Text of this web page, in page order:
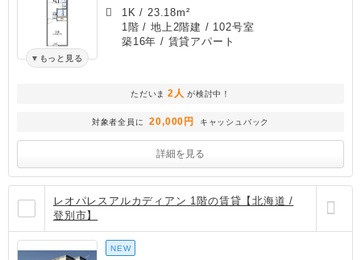
もっと見る
1K / 23.18m²
1階 / 地上2階建 / 102号室
築16年 / 賃貸アパート
ただいま 2人 が検討中！
対象者全員に 20,000円 キャッシュバック
詳細を見る
レオパレスアルカディアン 1階の賃貸【北海道 /
登別市】
NEW